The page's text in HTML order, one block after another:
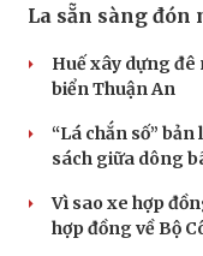
La sẵn sàng đón
Huế xây dựng đê
biển Thuận An
“Lá chắn số”
sách giữa dông
Vì sao xe hợp
hợp đồng về Bộ